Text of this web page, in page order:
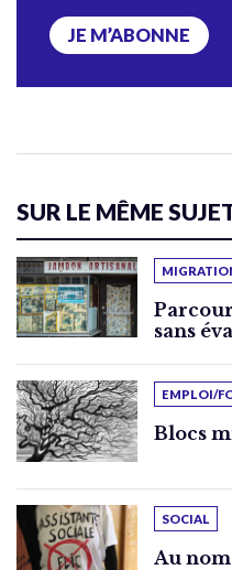
JE M’ABONNE
SUR LE MÊME
sans
EMPLOI/
Blocs
SOCIAL
Au